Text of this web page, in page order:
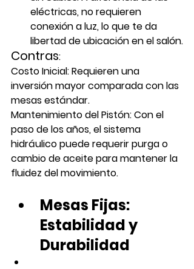
eléctricas, no requieren
conexión a luz, lo que te da
libertad de ubicación en el salón.
Contras:
Costo Inicial: Requieren una
inversión mayor comparada con las
mesas estándar.
Mantenimiento del Pistón: Con el
paso de los años, el sistema
hidráulico puede requerir purga o
cambio de aceite para mantener la
fluidez del movimiento.
Mesas Fijas:
Estabilidad y
Durabilidad